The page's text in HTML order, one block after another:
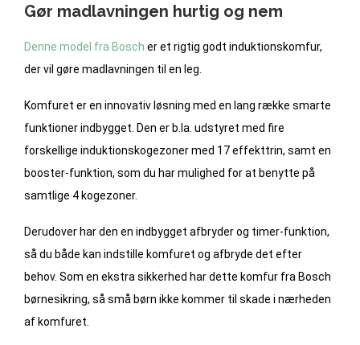
Gør madlavningen hurtig og nem
Denne model fra Bosch er et rigtig godt induktionskomfur,
der vil gøre madlavningen til en leg.
Komfuret er en innovativ løsning med en lang række smarte
funktioner indbygget. Den er b.la. udstyret med fire
forskellige induktionskogezoner med 17 effekttrin, samt en
booster-funktion, som du har mulighed for at benytte på
samtlige 4 kogezoner.
Derudover har den en indbygget afbryder og timer-funktion,
så du både kan indstille komfuret og afbryde det efter
behov. Som en ekstra sikkerhed har dette komfur fra Bosch
børnesikring, så små børn ikke kommer til skade i nærheden
af komfuret.